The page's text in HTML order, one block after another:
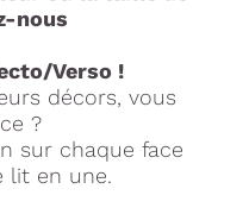
nous
Verso !
décors, vous
?
sur chaque face
lit en une.